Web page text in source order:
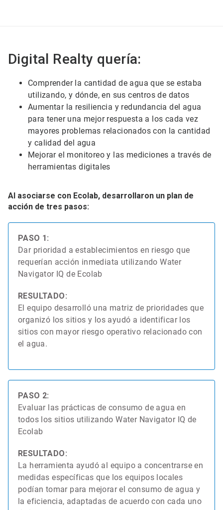
Digital Realty quería:
Comprender la cantidad de agua que se estaba
utilizando, y dónde, en sus centros de datos
Aumentar la resiliencia y redundancia del agua
para tener una mejor respuesta a los cada vez
mayores problemas relacionados con la cantidad
y calidad del agua
Mejorar el monitoreo y las mediciones a través de
herramientas digitales
Al asociarse con Ecolab, desarrollaron un plan de
acción de tres pasos:
PASO 1:
Dar prioridad a establecimientos en riesgo que
requerían acción inmediata utilizando Water
Navigator IQ de Ecolab
RESULTADO:
El equipo desarrolló una matriz de prioridades que
organizó los sitios y los ayudó a identificar los
sitios con mayor riesgo operativo relacionado con
el agua.
PASO 2:
Evaluar las prácticas de consumo de agua en
todos los sitios utilizando​​​​​​​ Water Navigator IQ de
Ecolab
RESULTADO:
La herramienta ayudó al equipo a concentrarse en
medidas específicas que los equipos locales
podían tomar para mejorar el consumo de agua y
la eficiencia, adaptadas de acuerdo con cada uno